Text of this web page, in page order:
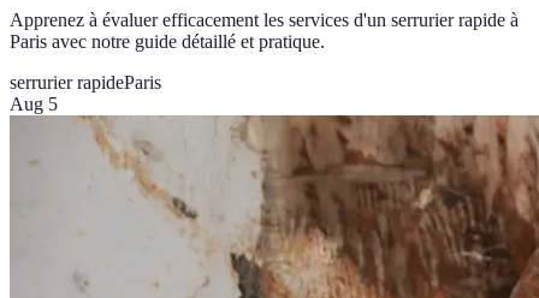
Apprenez à évaluer efficacement les services d'un serrurier rapide à
Paris avec notre guide détaillé et pratique.
serrurier rapideParis
Aug 5